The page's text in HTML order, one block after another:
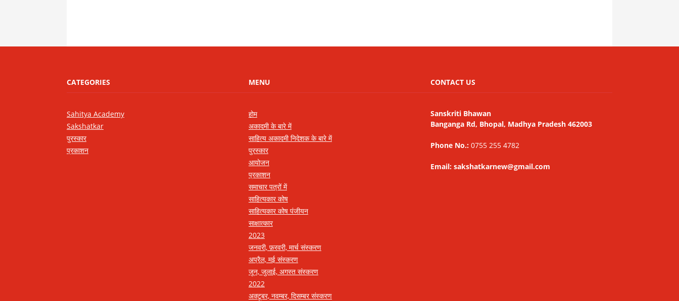
CATEGORIES
Sahitya Academy
Sakshatkar
पुरस्कार
प्रकाशन
MENU
होम
अकादमी के बारे में
साहित्य अकादमी निदेशक के बारे में
पुरस्कार
आयोजन
प्रकाशन
समाचार पत्रों में
साहित्यकार कोष
साहित्यकार कोष पंजीयन
साक्षात्कार
2023
जनवरी, फ़रवरी, मार्च संस्करण
अप्रैल, मई संस्करण
जून, जुलाई, अगस्त संस्करण
2022
अक्टूबर, नवम्बर, दिसम्बर संस्करण
CONTACT US
Sanskriti Bhawan
Banganga Rd, Bhopal, Madhya Pradesh 462003
Phone No.: 0755 255 4782
Email: sakshatkarnew@gmail.com